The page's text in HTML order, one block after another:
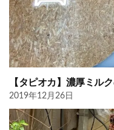
【タピオカ】濃厚ミル
2019年12月26日